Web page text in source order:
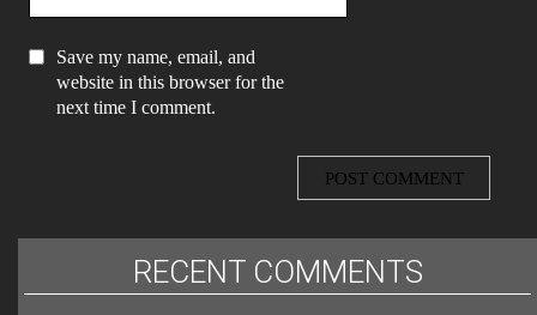
Save my name, email, and
website in this browser for the
next time I comment.
RECENT COMMENTS